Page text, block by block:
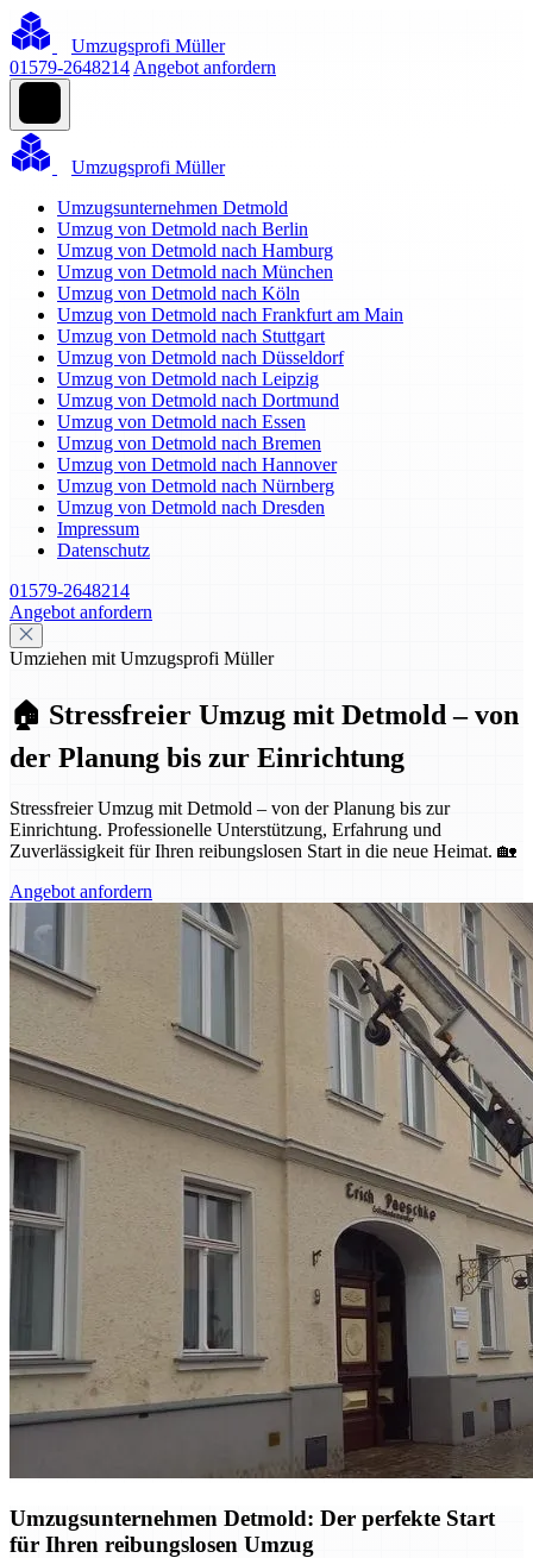
Umzugsprofi Müller
01579-2648214 Angebot anfordern
Umzugsprofi Müller
Umzugsunternehmen Detmold
Umzug von Detmold nach Berlin
Umzug von Detmold nach Hamburg
Umzug von Detmold nach München
Umzug von Detmold nach Köln
Umzug von Detmold nach Frankfurt am Main
Umzug von Detmold nach Stuttgart
Umzug von Detmold nach Düsseldorf
Umzug von Detmold nach Leipzig
Umzug von Detmold nach Dortmund
Umzug von Detmold nach Essen
Umzug von Detmold nach Bremen
Umzug von Detmold nach Hannover
Umzug von Detmold nach Nürnberg
Umzug von Detmold nach Dresden
Impressum
Datenschutz
01579-2648214
Angebot anfordern
Umziehen mit Umzugsprofi Müller
🏠 Stressfreier Umzug mit Detmold – von
der Planung bis zur Einrichtung
Stressfreier Umzug mit Detmold – von der Planung bis zur
Einrichtung. Professionelle Unterstützung, Erfahrung und
Zuverlässigkeit für Ihren reibungslosen Start in die neue Heimat. 🏡
Angebot anfordern
Umzugsunternehmen Detmold: Der perfekte Start
für Ihren reibungslosen Umzug